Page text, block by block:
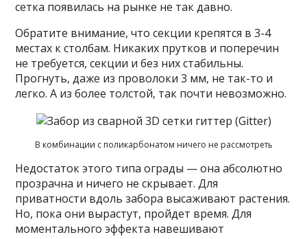
сетка появилась на рынке не так давно.
Обратите внимание, что секции крепятся в 3-4
местах к столбам. Никаких прутков и поперечин
не требуется, секции и без них стабильны.
Прогнуть, даже из проволоки 3 мм, не так-то и
легко. А из более толстой, так почти невозможно.
В комбинации с поликарбонатом ничего не рассмотреть
Недостаток этого типа ограды — она абсолютно
прозрачна и ничего не скрывает. Для
приватности вдоль забора высаживают растения.
Но, пока они вырастут, пройдет время. Для
моментального эффекта навешивают